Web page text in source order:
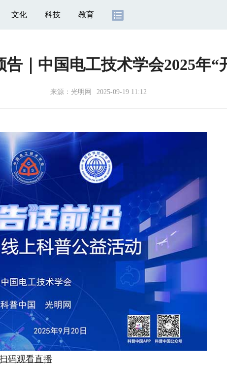
文化 科技 教育
｜中国电工技术学会2025年“
来源： 光明网 2025-09-19 11:12
码观看直播